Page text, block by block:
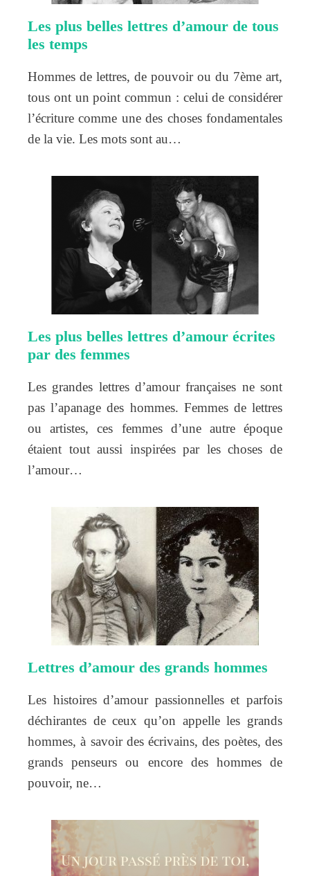
Les plus belles lettres d’amour de tous
les temps
Hommes de lettres, de pouvoir ou du 7ème art,
tous ont un point commun : celui de considérer
l’écriture comme une des choses fondamentales
de la vie. Les mots sont au…
Les plus belles lettres d’amour écrites
par des femmes
Les grandes lettres d’amour françaises ne sont
pas l’apanage des hommes. Femmes de lettres
ou artistes, ces femmes d’une autre époque
étaient tout aussi inspirées par les choses de
l’amour…
Lettres d’amour des grands hommes
Les histoires d’amour passionnelles et parfois
déchirantes de ceux qu’on appelle les grands
hommes, à savoir des écrivains, des poètes, des
grands penseurs ou encore des hommes de
pouvoir, ne…